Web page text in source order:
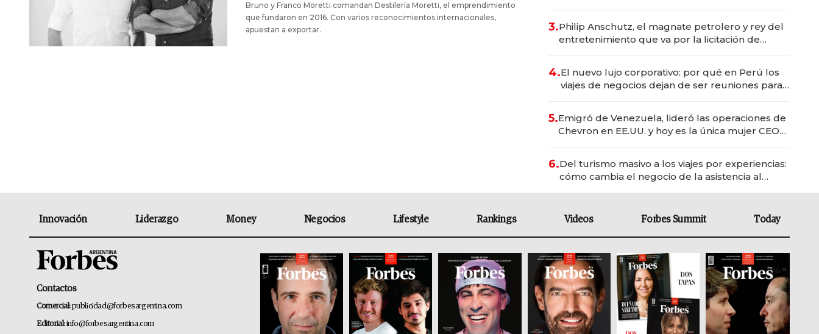
Bruno y Franco Moretti comandan Destilería Moretti, el emprendimiento
que fundaron en 2016. Con varios reconocimientos internacionales,
apuestan a exportar.
3.Philip Anschutz, el magnate petrolero y rey del
entretenimiento que va por la licitación de
4.El nuevo lujo corporativo: por qué en Perú los
viajes de negocios dejan de ser reuniones para
5.Emigró de Venezuela, lideró las operaciones de
Chevron en EE.UU. y hoy es la única mujer CEO
6.Del turismo masivo a los viajes por experiencias:
cómo cambia el negocio de la asistencia al
Innovación Liderazgo Money Negocios Lifestyle Rankings Videos Forbes Summit Today
Contactos
Comercial:publicidad@forbesargentina.com
Editorial:info@forbesargentina.com